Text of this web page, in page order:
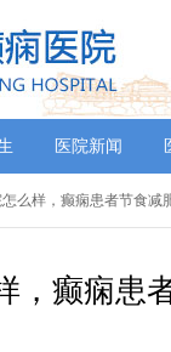
医院新闻
么样，癫痫患者节食减
，癫痫患